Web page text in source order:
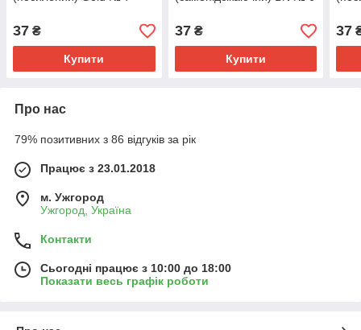
37 ₴
Купити
37₴
Купити
37
Про нас
79% позитивних з 86 відгуків за рік
Працює з 23.01.2018
м. Ужгород
Ужгород, Україна
Контакти
Сьогодні працює з 10:00 до 18:00
Показати весь графік роботи